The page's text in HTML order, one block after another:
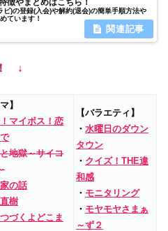
)の登録(入会)や解約(退会)の簡単手順方法や
ています！
↓
】
マイボス！恋
地獄～サイコ
の話
樹
づくよどこま
【バラエティ】
・ 水曜日のダウン
タウン
・ クイズ！THE違
和感
・ モニタリング
・ モヤモヤさまぁ
～ず２